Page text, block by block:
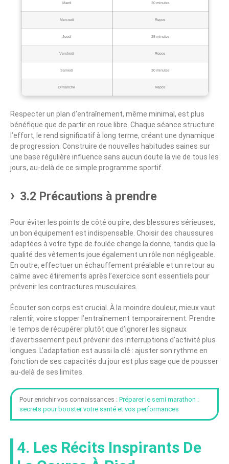
Mardi 20 minutes
Mercredi Repos
Jeudi 25 minutes
Vendredi Repos
Samedi 30 minutes
Dimanche Repos
Respecter un plan d’entraînement, même minimal, est plus
bénéfique que de partir en roue libre. Chaque séance structure
l’effort, le rend significatif à long terme, créant une dynamique
de progression. Construire de nouvelles habitudes saines sur
une base régulière influence sans aucun doute la vie de tous les
jours, au-delà de ce simple programme sportif.
3.2 Précautions à prendre
Pour éviter les points de côté ou pire, des blessures sérieuses,
un bon équipement est indispensable. Choisir des chaussures
adaptées à votre type de foulée change la donne, tandis que la
qualité des vêtements joue également un rôle non négligeable.
En outre, effectuer un échauffement préalable et un retour au
calme avec étirements après l’exercice sont essentiels pour
prévenir les contractures musculaires.
Écouter son corps est crucial. À la moindre douleur, mieux vaut
ralentir, voire stopper l’entraînement temporairement. Prendre
le temps de récupérer plutôt que d’ignorer les signaux
d’avertissement peut prévenir des interruptions d’activité plus
longues. L’adaptation est aussi la clé : ajuster son rythme en
fonction de ses capacités du jour est plus sage que de pousser
au-delà de ses limites.
Pour enrichir vos connaissances : Préparer le semi marathon :
secrets pour booster votre santé et vos performances
4. Les Récits Inspirants De